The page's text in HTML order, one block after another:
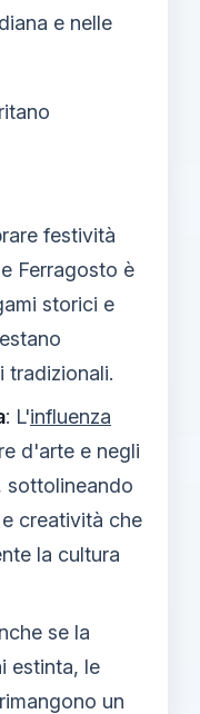
e nelle
festività
e Ferragosto è
storici e
tradizionali.
: L'influenza
d'arte e negli
sottolineando
creatività che
la cultura
se la
estinta, le
un